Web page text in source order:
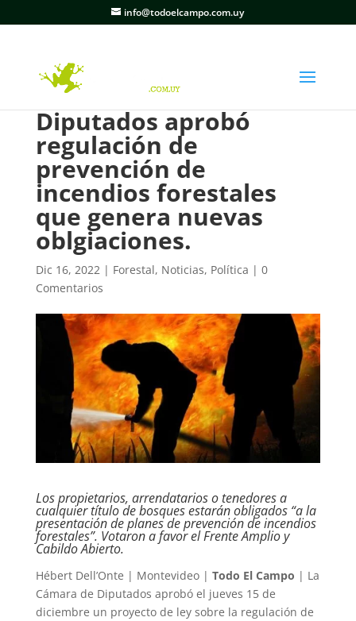
info@todoelcampo.com.uy
Diputados aprobó
regulación de
prevención de
incendios forestales
que genera nuevas
oblgiaciones.
Dic 16, 2022| Forestal, Noticias, Política | 0
Comentarios
Los propietarios, arrendatarios o tenedores a
cualquier título de bosques estarán obligados “a la
presentación de planes de prevención de incendios
forestales”. Votaron a favor el Frente Amplio y
Cabildo Abierto.
Hébert Dell’Onte | Montevideo | Todo El Campo | La
Cámara de Diputados aprobó el jueves 15 de
diciembre un proyecto de ley sobre la regulación de